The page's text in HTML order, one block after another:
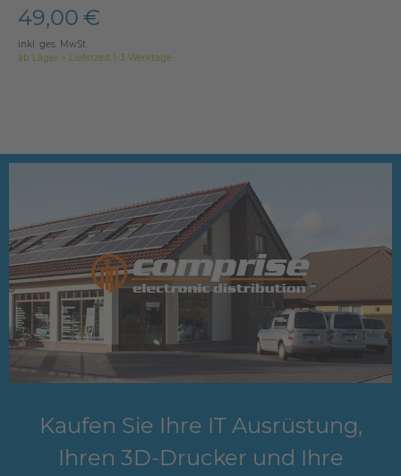
49,00 €
inkl. ges. MwSt.
ab Lager > Lieferzeit 1-3 Werktage
Kaufen Sie Ihre IT Ausrüstung,
Ihren 3D-Drucker und Ihre